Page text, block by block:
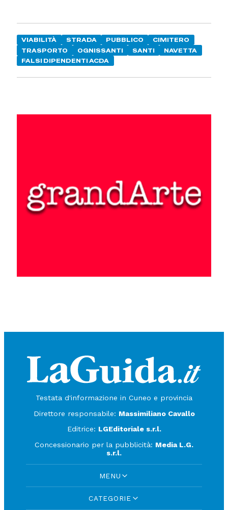
VIABILITÀ STRADA PUBBLICO
CIMITERO
TRASPORTO
OGNISSANTI SANTI
NAVETTA
FALSI DIPENDENTI ACDA
Testata d'informazione in Cuneo e provincia
Direttore responsabile: Massimiliano Cavallo
Editrice: LGEditoriale s.r.l.
Concessionario per la pubblicità: Media L.G.
s.r.l.
MENU
CATEGORIE